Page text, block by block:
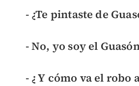
- ¿Te pintaste de
- No, yo soy el
- ¿ Y cómo va el robo